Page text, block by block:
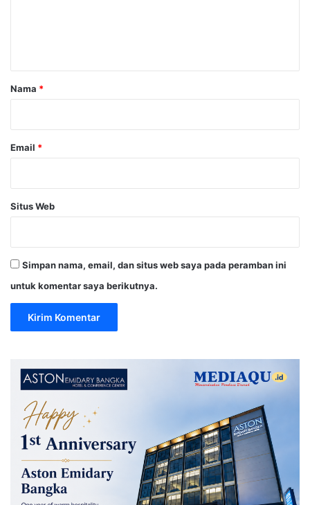
r
Nama *
Email *
Situs Web
Simpan nama, email, dan situs web saya pada peramban ini
untuk komentar saya berikutnya.